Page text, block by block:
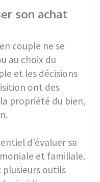
son achat
couple ne se
au choix du
et les décisions
ont des
propriété du bien,
d'évaluer sa
et familiale.
plusieurs outils